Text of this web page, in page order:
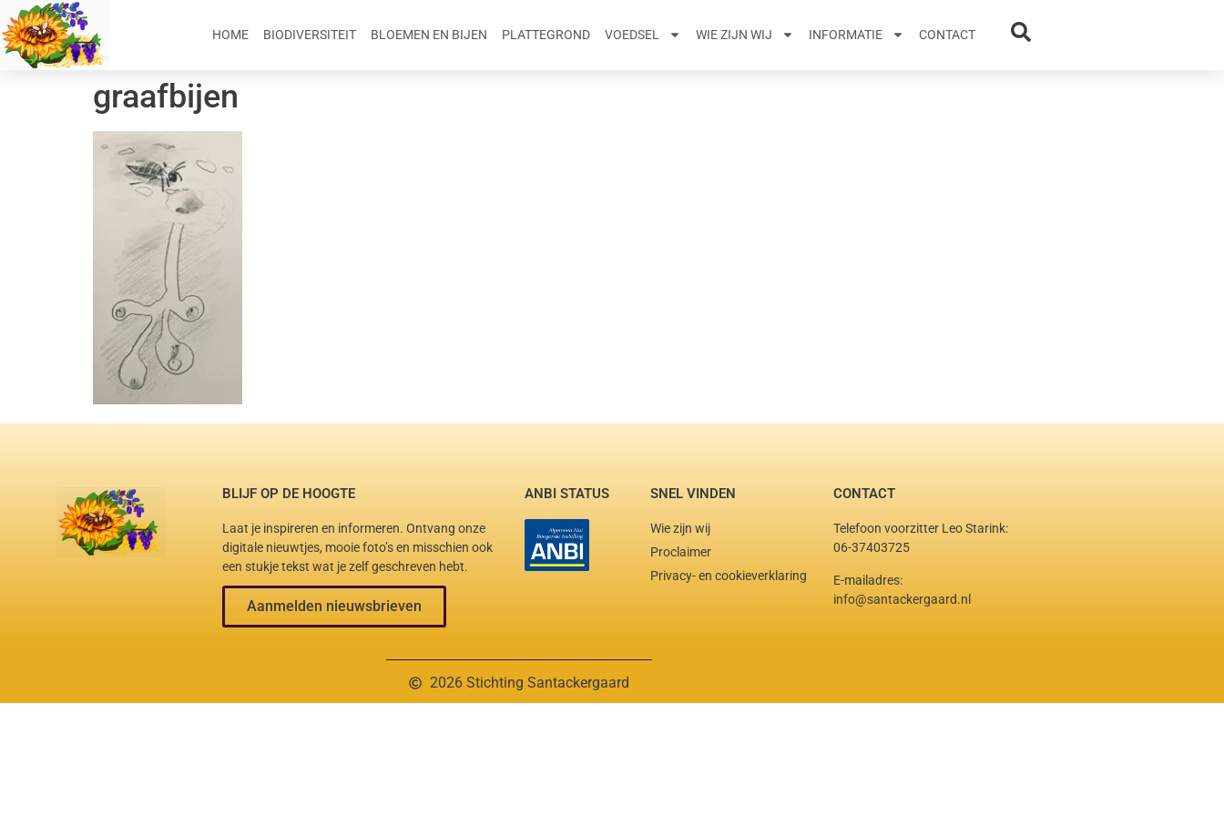
HOME BIODIVERSITEIT BLOEMEN EN BIJEN PLATTEGROND VOEDSEL WIE ZIJN WIJ INFORMATIE CONTACT
graafbijen
BLIJF OP DE HOOGTE
Laat je inspireren en informeren. Ontvang onze
digitale nieuwtjes, mooie foto’s en misschien ook
een stukje tekst wat je zelf geschreven hebt.
Aanmelden nieuwsbrieven
ANBI STATUS SNEL VINDEN
Wie zijn wij
Proclaimer
Privacy- en cookieverklaring
CONTACT
Telefoon voorzitter Leo Starink:
06-37403725
E-mailadres:
info@santackergaard.nl
2026 Stichting Santackergaard